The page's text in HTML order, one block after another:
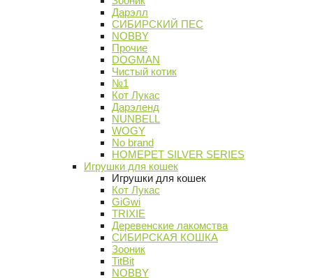
Дарэлл
СИБИРСКИЙ ПЕС
NOBBY
Прочие
DOGMAN
Чистый котик
№1
Кот Лукас
Дарэленд
NUNBELL
WOGY
No brand
HOMEPET SILVER SERIES
Игрушки для кошек
Игрушки для кошек
Кот Лукас
GiGwi
TRIXIE
Деревенские лакомства
СИБИРСКАЯ КОШКА
Зооник
TitBit
NOBBY